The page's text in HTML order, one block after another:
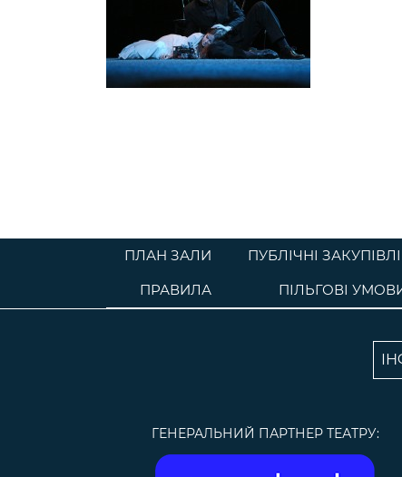
ПЛАН ЗАЛИ ПУБЛІЧНІ ЗАКУПІВЛІ
ПРАВИЛА
ПІЛЬГОВІ
ГЕНЕРАЛЬНИЙ ПАРТНЕР ТЕАТРУ: